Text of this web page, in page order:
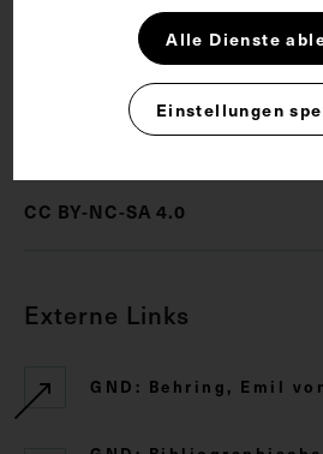
Immunologie
CC BY-NC-SA 4.0
Externe Links
GND: Behring, Emil
Alle Dienste
Einstellungen